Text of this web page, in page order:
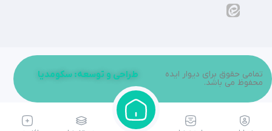
تمامی حقوق برای دیوار ایده
محفوظ می باشد.
طراحی و توسعه: سکومدیا